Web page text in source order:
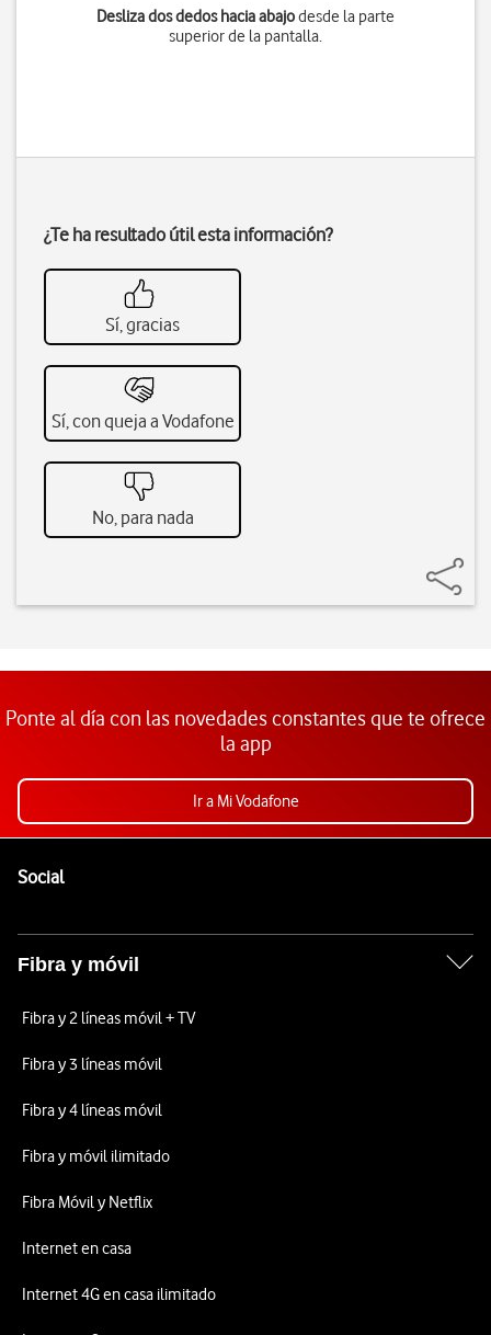
Desliza dos dedos hacia abajodesde la parte
superior de la pantalla.
¿Te ha resultado útil esta información?
Sí, gracias
Sí, con queja a Vodafone
No, para nada
Ponte al día con las novedades constantes que te ofrece
la app
Ir a Mi Vodafone
SocialEnlaces a las redes sociales de Vodafone
Fibra y móvil
Fibra y 2 líneas móvil + TV
Fibra y 3 líneas móvil
Fibra y 4 líneas móvil
Fibra y móvil ilimitado
Fibra Móvil y Netflix
Internet en casa
Internet 4G en casa ilimitado